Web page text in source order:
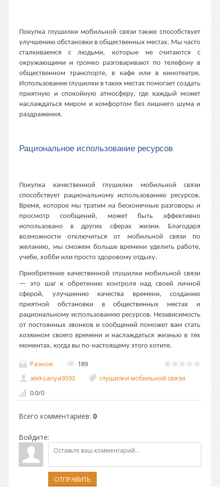
Покупка глушилки мобильной связи также способствует
улучшению обстановки в общественных местах. Мы часто
сталкиваемся с людьми, которые не считаются с
окружающими и громко разговаривают по телефону в
общественном транспорте, в кафе или в кинотеатре.
Использование глушилки в таких местах помогает создать
приятную и спокойную атмосферу, где каждый может
наслаждаться миром и комфортом без лишнего шума и
раздражения.
Рациональное использование ресурсов
Покупка качественной глушилки мобильной связи
способствует рациональному использованию ресурсов.
Время, которое мы тратим на бесконечные разговоры и
просмотр сообщений, может быть эффективно
использовано в других сферах жизни. Благодаря
возможности отключиться от мобильной связи по
желанию, мы сможем больше времени уделить работе,
учебе, хобби или просто здоровому отдыху.
Приобретение качественной глушилки мобильной связи
— это шаг к обретению контроля над своей личной
сферой, улучшению качества времени, созданию
приятной обстановки в общественных местах и
рациональному использованию ресурсов. Независимость
от постоянных звонков и сообщений поможет вам стать
хозяином своего времени и наслаждаться жизнью в тех
моментах, когда вы по-настоящему этого хотите.
Разное
189
aleksanya9393
глушилки мобильной связи
0.0/0
Всего комментариев: 0
Войдите:
ОТПРАВИТЬ